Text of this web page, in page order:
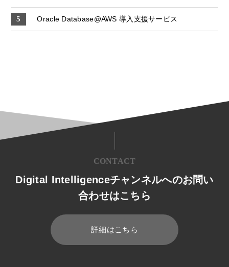
Oracle Database@AWS 導入支援サービス
CONTACT
Digital Intelligenceチャンネルへのお問い
合わせはこちら
詳細はこちら